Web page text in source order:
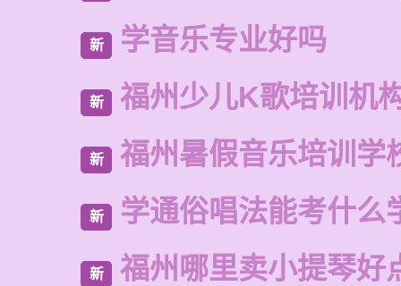
新 学音乐专业好吗
新 福州少儿K歌培训机
新 福州暑假音乐培训学
新 学通俗唱法能考什么
新 福州哪里卖小提琴好